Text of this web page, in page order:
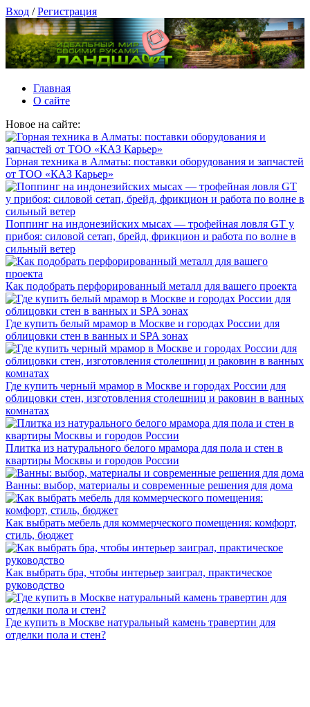
Вход /Регистрация
Главная
О сайте
Новое на сайте:
Горная техника в Алматы: поставки оборудования и запчастей
от ТОО «КАЗ Карьер»
Поппинг на индонезийских мысах — трофейная ловля GT у
прибоя: силовой сетап, брейд, фрикцион и работа по волне в
сильный ветер
Как подобрать перфорированный металл для вашего проекта
Где купить белый мрамор в Москве и городах России для
облицовки стен в ванных и SPA зонах
Где купить черный мрамор в Москве и городах России для
облицовки стен, изготовления столешниц и раковин в ванных
комнатах
Плитка из натурального белого мрамора для пола и стен в
квартиры Москвы и городов России
Ванны: выбор, материалы и современные решения для дома
Как выбрать мебель для коммерческого помещения: комфорт,
стиль, бюджет
Как выбрать бра, чтобы интерьер заиграл, практическое
руководство
Где купить в Москве натуральный камень травертин для
отделки пола и стен?